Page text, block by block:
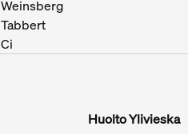
Weinsberg
Tabbert
Ci
Huolto Ylivieska